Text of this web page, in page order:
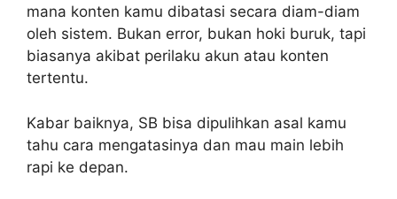
mana konten kamu dibatasi secara diam-diam
oleh sistem. Bukan error, bukan hoki buruk, tapi
biasanya akibat perilaku akun atau konten
tertentu.
Kabar baiknya, SB bisa dipulihkan asal kamu
tahu cara mengatasinya dan mau main lebih
rapi ke depan.